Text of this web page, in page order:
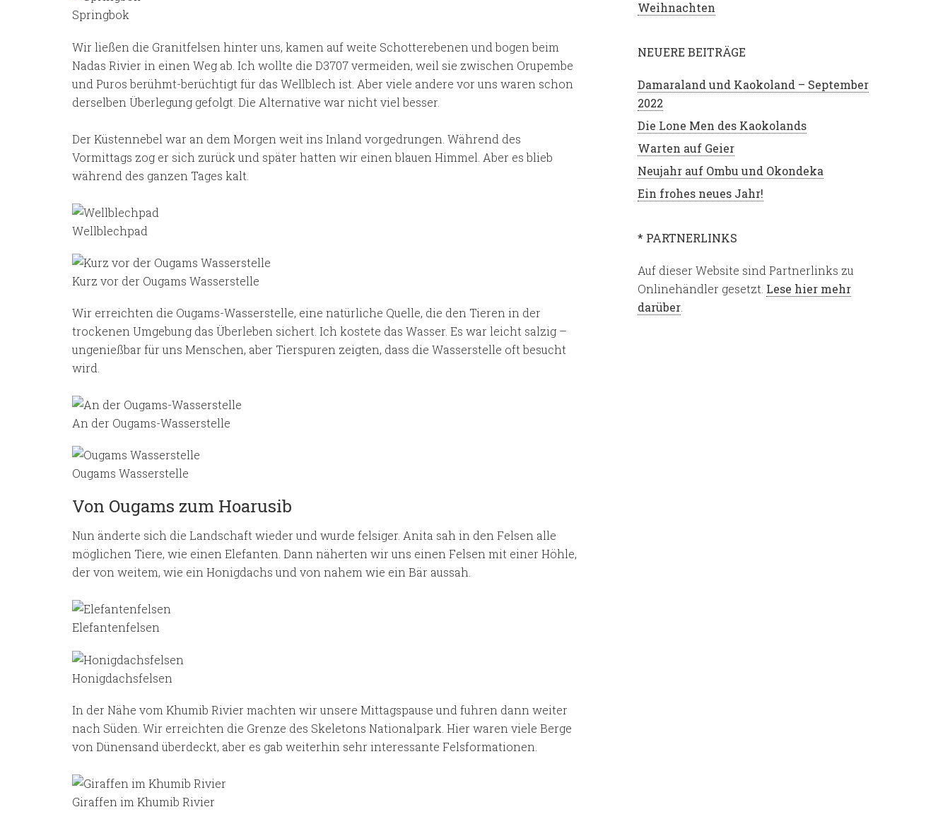
Springbok
Wir ließen die Granitfelsen hinter uns, kamen auf weite Schotterebenen und bogen beim
Nadas Rivier in einen Weg ab. Ich wollte die D3707 vermeiden, weil sie zwischen Orupembe
und Puros berühmt-berüchtigt für das Wellblech ist. Aber viele andere vor uns waren schon
derselben Überlegung gefolgt. Die Alternative war nicht viel besser.
Der Küstennebel war an dem Morgen weit ins Inland vorgedrungen. Während des
Vormittags zog er sich zurück und später hatten wir einen blauen Himmel. Aber es blieb
während des ganzen Tages kalt.
Wellblechpad
Kurz vor der Ougams Wasserstelle
Wir erreichten die Ougams-Wasserstelle, eine natürliche Quelle, die den Tieren in der
trockenen Umgebung das Überleben sichert. Ich kostete das Wasser. Es war leicht salzig –
ungenießbar für uns Menschen, aber Tierspuren zeigten, dass die Wasserstelle oft besucht
wird.
An der Ougams-Wasserstelle
Ougams Wasserstelle
Von Ougams zum Hoarusib
Nun änderte sich die Landschaft wieder und wurde felsiger. Anita sah in den Felsen alle
möglichen Tiere, wie einen Elefanten. Dann näherten wir uns einen Felsen mit einer Höhle,
der von weitem, wie ein Honigdachs und von nahem wie ein Bär aussah.
Elefantenfelsen
Honigdachsfelsen
In der Nähe vom Khumib Rivier machten wir unsere Mittagspause und fuhren dann weiter
nach Süden. Wir erreichten die Grenze des Skeletons Nationalpark. Hier waren viele Berge
von Dünensand überdeckt, aber es gab weiterhin sehr interessante Felsformationen.
Giraffen im Khumib Rivier
Weihnachten
NEUERE BEITRÄGE
Damaraland und Kaokoland – September
2022
Die Lone Men des Kaokolands
Warten auf Geier
Neujahr auf Ombu und Okondeka
Ein frohes neues Jahr!
* PARTNERLINKS
Auf dieser Website sind Partnerlinks zu
Onlinehändler gesetzt. Lese hier mehr
darüber